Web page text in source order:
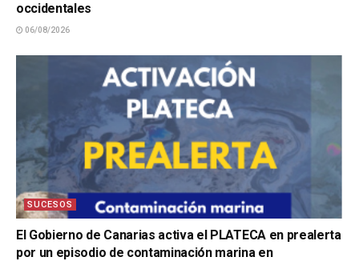
occidentales
06/08/2026
SUCESOS
El Gobierno de Canarias activa el PLATECA en prealerta
por un episodio de contaminación marina en